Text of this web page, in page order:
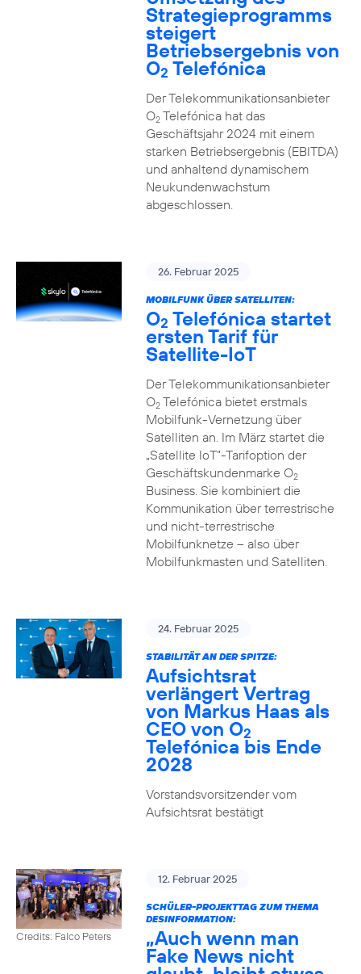
Strategieprogramms
steigert
Betriebsergebnis von
O2 Telefónica
Der Telekommunikationsanbieter
O2Telefónica hat das
Geschäftsjahr 2024 mit einem
starken Betriebsergebnis (EBITDA)
und anhaltend dynamischem
Neukundenwachstum
abgeschlossen.
26. Februar 2025
MOBILFUNK ÜBER SATELLITEN:
O2 Telefónica startet
ersten Tarif für
Satellite-IoT
Der Telekommunikationsanbieter
O2Telefónica bietet erstmals
Mobilfunk-Vernetzung über
Satelliten an. Im März startet die
„Satellite IoT”-Tarifoption der
Geschäftskundenmarke O2
Business. Sie kombiniert die
Kommunikation über terrestrische
und nicht-terrestrische
Mobilfunknetze – also über
Mobilfunkmasten und Satelliten.
24. Februar 2025
STABILITÄT AN DER SPITZE:
Aufsichtsrat
verlängert Vertrag
von Markus Haas als
CEO von O2
Telefónica bis Ende
2028
Vorstandsvorsitzender vom
Aufsichtsrat bestätigt
Credits: Falco Peters
12. Februar 2025
SCHÜLER-PROJEKTTAG ZUM THEMA
DESINFORMATION:
„Auch wenn man
Fake News nicht